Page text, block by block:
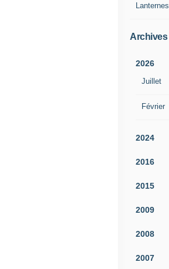
Lanternes
Archives
2026
Juillet
Février
2024
2016
2015
2009
2008
2007